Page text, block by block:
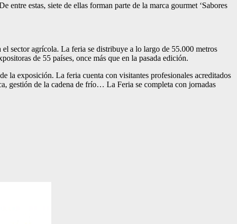
estas, siete de ellas forman parte de la marca gourmet ‘Sabores
sector agrícola. La feria se distribuye a lo largo de 55.000 metros
de 55 países, once más que en la pasada edición.
la exposición. La feria cuenta con visitantes profesionales acreditados
gestión de la cadena de frío… La Feria se completa con jornadas